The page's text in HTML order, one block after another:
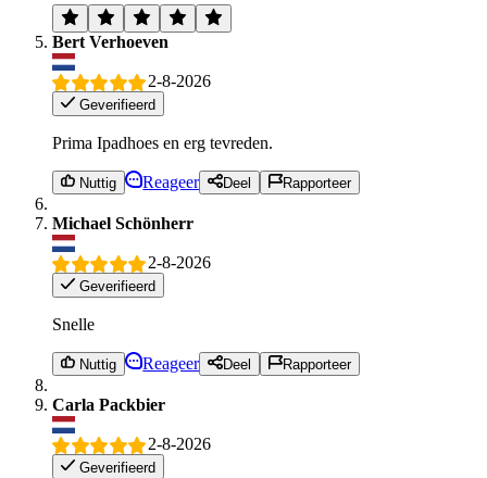
Bert Verhoeven
2-8-2026
Geverifieerd
Prima Ipadhoes en erg tevreden.
Nuttig Reageer Deel Rapporteer
Michael Schönherr
2-8-2026
Geverifieerd
Snelle
Nuttig Reageer Deel Rapporteer
Carla Packbier
2-8-2026
Geverifieerd